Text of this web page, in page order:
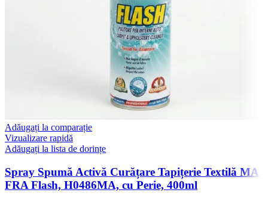
Adăugați la comparație
Vizualizare rapidă
Adăugați la lista de dorințe
Spray Spumă Activă Curățare Tapițerie Textilă MA-
FRA Flash, H0486MA, cu Perie, 400ml